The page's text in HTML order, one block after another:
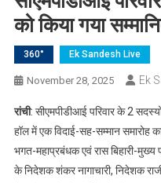
को किया गया
360° Ek Sandesh Live
November 28, 2025 Ek
रांची: सीएमपीडीआई परिवार के 2
हॉल में एक विदाई-सह-सम्मान समारोह
भगत-महाप्रबंधक एवं रास बिहारी-
के निदेशक शंकर नागाचारी, निदेशक